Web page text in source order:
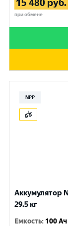
15 480 руб.
при обмене
NPP
Аккумулятор
29.5 кг
Емкость: 100 Ач